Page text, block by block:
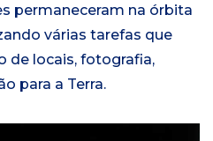
permaneceram na órbita
várias tarefas que
de locais, fotografia,
para a Terra.